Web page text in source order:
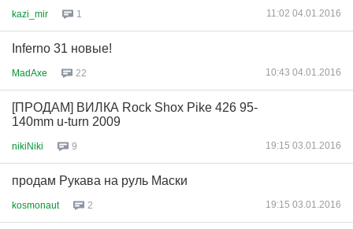
kazi_mir 1 11:02 04.01.2016
Inferno 31 новые!
MadAxe 22 10:43 04.01.2016
[ПРОДАМ] ВИЛКА Rock Shox Pike 426 95-
140mm u-turn 2009
nikiNiki 9 19:15 03.01.2016
продам Рукава на руль Маски
kosmonaut 2 19:15 03.01.2016